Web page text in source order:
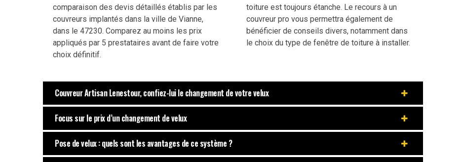
comparaison des devis détaillés établis par les
couvreurs implantés dans la ville de Vianne,
dans le 47230. Comparez au moins les prix
appliqués par 5 prestataires avant de faire votre
choix définitif.
toiture est toujours étanche. Le recours à un
couvreur pro vous permettra également de
bénéficier de conseils divers, notamment dans
le choix du type de fenêtre de toiture à installer.
Couvreur Artisan Lenestour, confiez-lui le changement de votre velux
Focus sur le prix d’un changement de velux
Pose de velux : quels sont les avantages de ce système ?